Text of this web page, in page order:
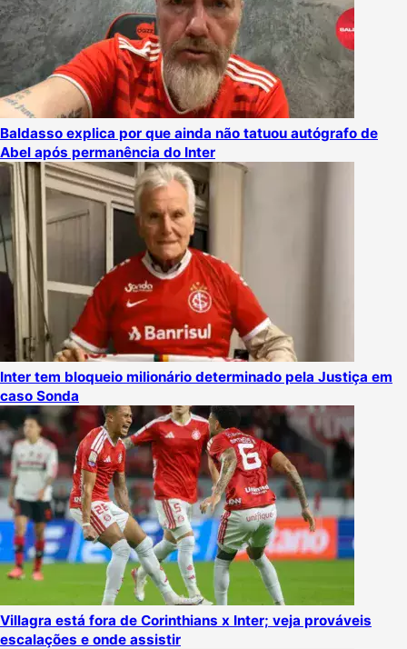
Baldasso explica por que ainda não tatuou autógrafo de
Abel após permanência do Inter
Inter tem bloqueio milionário determinado pela Justiça em
caso Sonda
Villagra está fora de Corinthians x Inter; veja prováveis
escalações e onde assistir